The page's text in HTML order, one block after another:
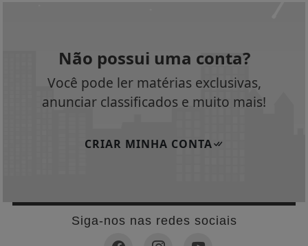
Não possui uma conta?
Você pode ler matérias exclusivas,
anunciar classificados e muito mais!
CRIAR MINHA CONTA
Siga-nos nas redes sociais